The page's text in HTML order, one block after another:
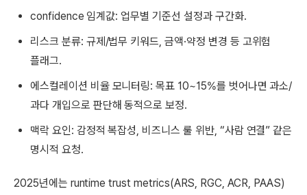
confidence 임계값: 업무별 기준선 설정과 구간화.
리스크 분류: 규제/법무 키워드, 금액·약정 변경 등 고위험
플래그.
에스컬레이션 비율 모니터링: 목표 10~15%를 벗어나면 과소/
과다 개입으로 판단해 동적으로 보정.
맥락 요인: 감정적 복잡성, 비즈니스 룰 위반, “사람 연결” 같은
명시적 요청.
2025년에는 runtime trust metrics(ARS, RGC, ACR, PAAS)